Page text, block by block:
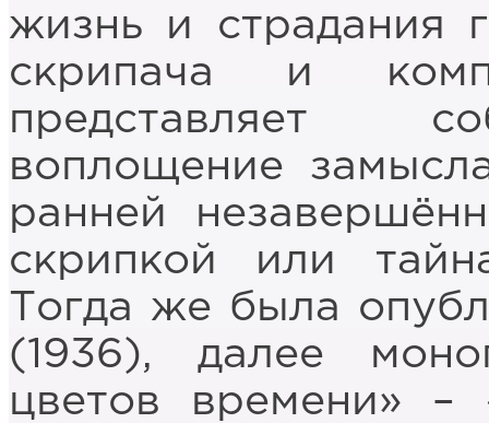
жизнь и страдания
скрипача и
представляет
воплощение
ранней
скрипкой или
Тогда же была
(1936), далее
цветов времени» –